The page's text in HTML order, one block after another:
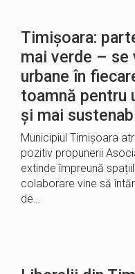
Timișoara:
mai verde – se
urbane în
toamnă pentru
și mai
Municipiul Timișoara
pozitiv propunerii
extinde împreună
colaborare vine să
de…